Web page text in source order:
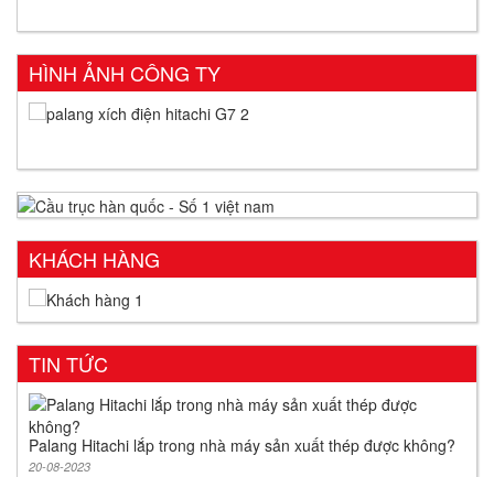
HÌNH ẢNH CÔNG TY
KHÁCH HÀNG
TIN TỨC
Palang Hitachi lắp trong nhà máy sản xuất thép được không?
20-08-2023